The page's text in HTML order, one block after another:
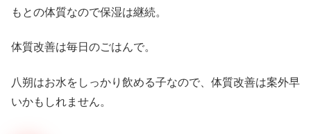
もとの体質なので保湿は継続。
体質改善は毎日のごはんで。
八朔はお水をしっかり飲める子なので、体質改善は案外早
いかもしれません。